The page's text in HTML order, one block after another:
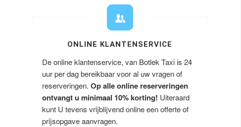
ONLINE KLANTENSERVICE
De online klantenservice, van Botlek Taxi is 24
uur per dag bereikbaar voor al uw vragen of
reserveringen.Op alle online reserveringen
ontvangt u minimaal 10% korting! Uiteraard
kunt U tevens vrijblijvend online een offerte of
prijsopgave aanvragen.